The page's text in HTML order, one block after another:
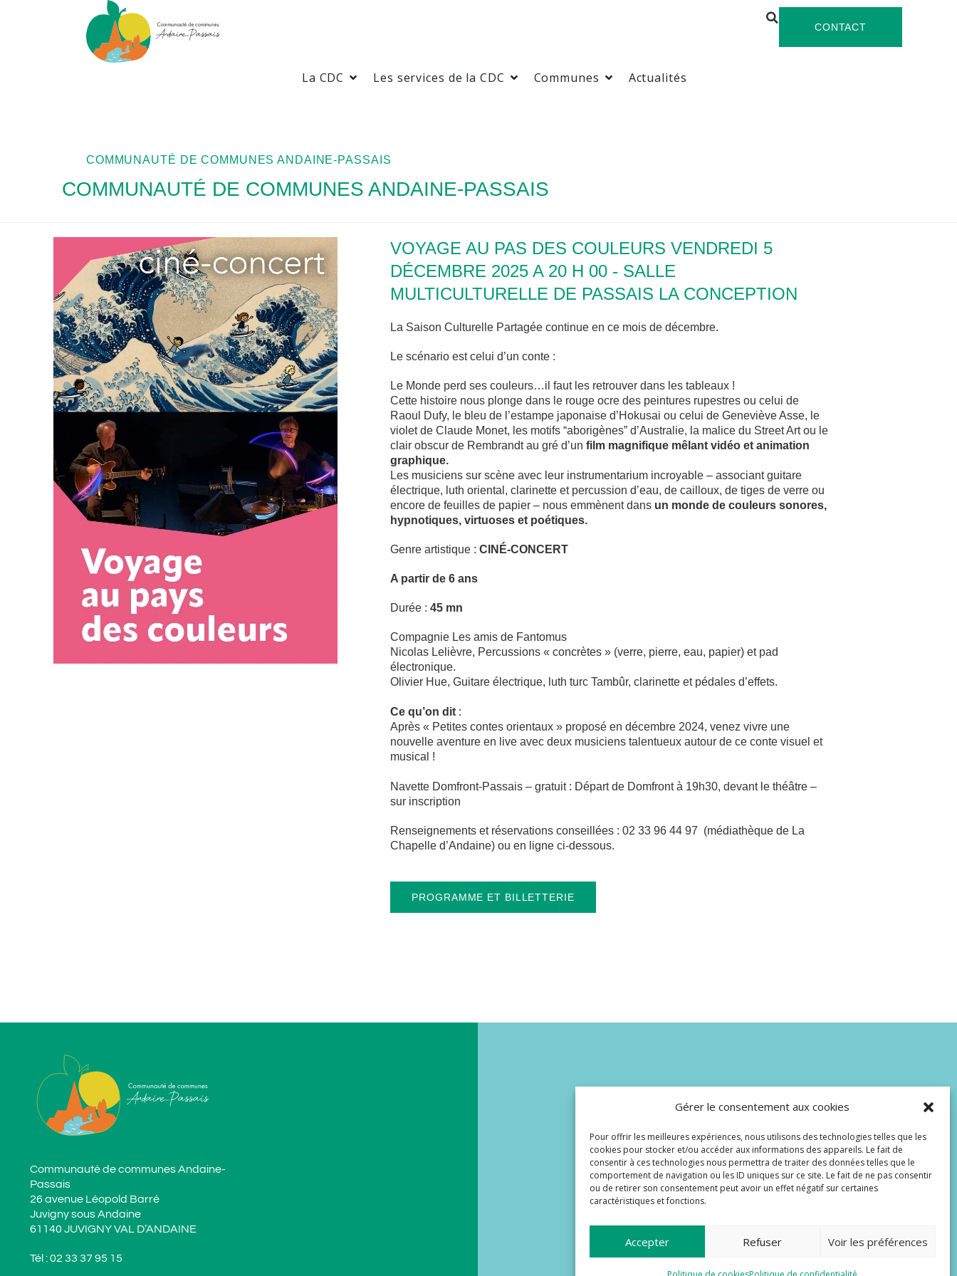
Gérer le consentement aux cookies
Pour offrir les meilleures expériences, nous utilisons des technologies telles que les
cookies pour stocker et/ou accéder aux informations des appareils. Le fait de
consentir à ces technologies nous permettra de traiter des données telles que le
comportement de navigation ou les ID uniques sur ce site. Le fait de ne pas consentir
ou de retirer son consentement peut avoir un effet négatif sur certaines
caractéristiques et fonctions.
Accepter Refuser Voir les préférences
La CDC Les services de la CDC Communes Actualités
CONTACT
COMMUNAUTÉ DE COMMUNES ANDAINE-PASSAIS
COMMUNAUTÉ DE COMMUNES ANDAINE-PASSAIS
VOYAGE AU PAS DES COULEURS VENDREDI 5
DÉCEMBRE 2025 A 20 H 00 - SALLE
MULTICULTURELLE DE PASSAIS LA CONCEPTION
La Saison Culturelle Partagée continue en ce mois de décembre.
Le scénario est celui d’un conte :
Le Monde perd ses couleurs…il faut les retrouver dans les tableaux !
Cette histoire nous plonge dans le rouge ocre des peintures rupestres ou celui de
Raoul Dufy, le bleu de l’estampe japonaise d’Hokusai ou celui de Geneviève Asse, le
violet de Claude Monet, les motifs “aborigènes” d’Australie, la malice du Street Art ou le
clair obscur de Rembrandt au gré d’unfilm magnifique mêlant vidéo et animation
graphique.
Les musiciens sur scène avec leur instrumentarium incroyable – associant guitare
électrique, luth oriental, clarinette et percussion d’eau, de cailloux, de tiges de verre ou
encore de feuilles de papier – nous emmènent dans un monde de couleurs sonores,
hypnotiques, virtuoses et poétiques.
Genre artistique :CINÉ-CONCERT
A partir de 6 ans
Durée : 45 mn
Compagnie Les amis de Fantomus
Nicolas Lelièvre, Percussions « concrètes » (verre, pierre, eau, papier) et pad
électronique.
Olivier Hue, Guitare électrique, luth turc Tambûr, clarinette et pédales d’effets.
Ce qu’on dit :
Après « Petites contes orientaux » proposé en décembre 2024, venez vivre une
nouvelle aventure en live avec deux musiciens talentueux autour de ce conte visuel et
musical !
Navette Domfront-Passais – gratuit : Départ de Domfront à 19h30, devant le théâtre –
sur inscription
Renseignements et réservations conseillées : 02 33 96 44 97 (médiathèque de La
Chapelle d’Andaine) ou en ligne ci-dessous.
PROGRAMME ET BILLETTERIE
Communauté de communes Andaine-
Passais
26 avenue Léopold Barré
Juvigny sous Andaine
61140 JUVIGNY VAL D’ANDAINE
Tél :02 33 37 95 15
Secrétariat ouvert
du lundi au jeudi
9h00-12h00
14h00-17h00
le vendredi